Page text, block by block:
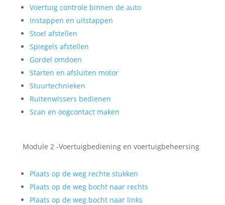
Voertuig controle binnen de auto
Instappen en uitstappen
Stoel afstellen
Spiegels afstellen
Gordel omdoen
Starten en afsluiten motor
Stuurtechnieken
Ruitenwissers bedienen
Scan en oogcontact maken
Module 2 -Voertuigbediening en voertuigbeheersing
Plaats op de weg rechte stukken
Plaats op de weg bocht naar rechts
Plaats op de weg bocht naar links